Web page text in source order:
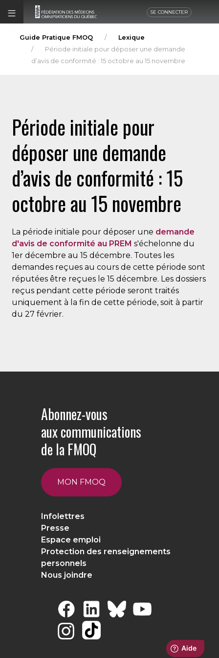
SE CONNECTER
Guide Pratique FMOQ
Lexique
Période initiale pour déposer une demande
d’avis de conformité : 15 octobre au 15 novembre
Période initiale pour
déposer une demande
d’avis de conformité : 15
octobre au 15 novembre
La période initiale pour déposer une demande
d'avis de conformité au PREM s'échelonne du
1er décembre au 15 décembre. Toutes les
demandes reçues au cours de cette période sont
réputées être reçues le 15 décembre. Les dossiers
reçus pendant cette période seront traités
uniquement à la fin de cette période, soit à partir
du 27 février.
Abonnez-vous
aux communications
de la FMOQ
MON FMOQ
Infolettres
Presse
Espace emploi
Protection des renseignements
personnels
Nous joindre